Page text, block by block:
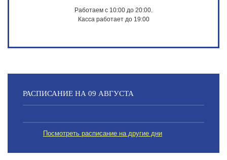
Работаем с 10:00 до 20:00.
Касса работает до 19:00
РАСПИСАНИЕ НА 09 АВГУСТА
Посмотреть расписание на другие дни